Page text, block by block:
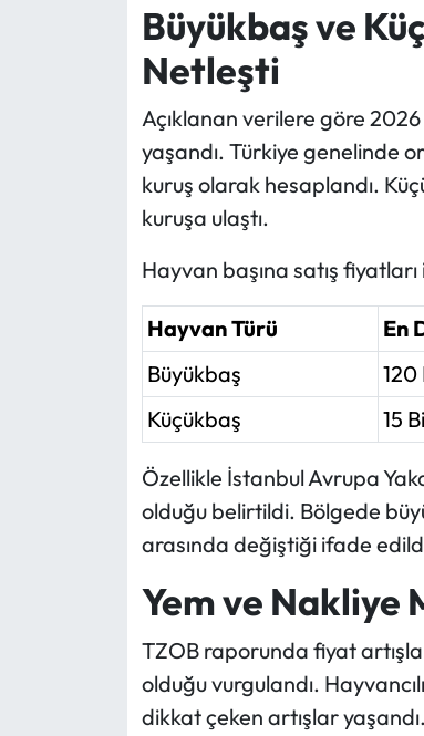
Büyükbaş ve
Netleşti
Açıklanan verilere göre 2026
yaşandı. Türkiye genelinde
kuruş olarak hesaplandı.
kuruşa ulaştı.
Hayvan başına satış fiyatları
Hayvan Türü En
Büyükbaş
120
Küçükbaş
15
Özellikle İstanbul Avrupa
olduğu belirtildi. Bölgede
arasında değiştiği ifade
Yem ve Nakliye
TZOB raporunda fiyat
olduğu vurgulandı.
dikkat çeken artışlar yaşandı.